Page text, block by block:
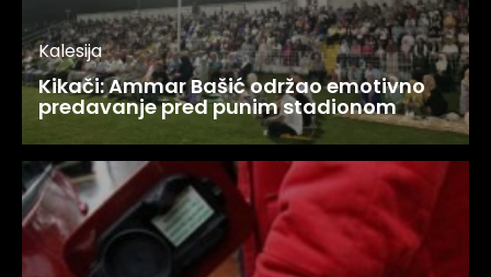
Kalesija
Kikači: Ammar Bašić održao emotivno
predavanje pred punim stadionom